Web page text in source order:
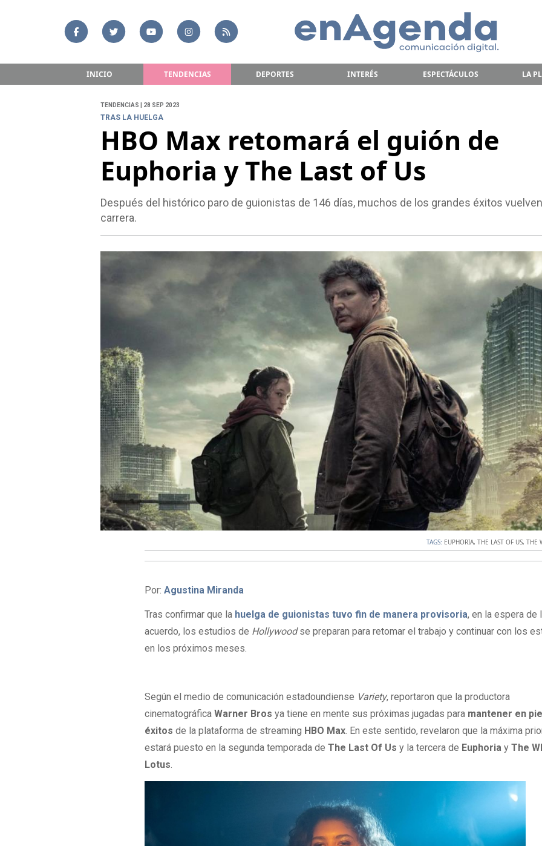
INICIO TENDENCIAS DEPORTES INTERÉS ESPECTÁCULOS LA
TENDENCIAS | 28 SEP 2023
TRAS LA HUELGA
HBO Max retomará el guión de
Euphoria y The Last of Us
Después del histórico paro de guionistas de 146 días, muchos de los grandes éxitos
carrera.
TAGS: EUPHORIA,THE LAST OF US,THE
Por:Agustina Miranda
Tras confirmar que la huelga de guionistas tuvo fin de manera provisoria, en la espera de
acuerdo, los estudios de Hollywoodse preparan para retomar el trabajo y continuar con los
en los próximos meses.
Según el medio de comunicación estadoundiense Variety, reportaron que la productora
cinematográficaWarner Brosya tiene en mente sus próximas jugadas para mantener en
éxitosde la plataforma de streaming HBO Max. En este sentido, revelaron que la máxima
estará puesto en la segunda temporada deThe Last Of Us y la tercera de Euphoria yThe
Lotus.